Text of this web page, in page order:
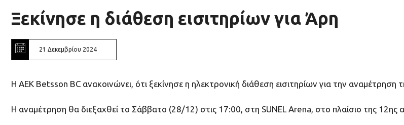
Ξεκίνησε η διάθεση εισιτηρίων για Άρη
21 Δεκεμβρίου 2024
Η ΑΕΚ Βetsson BC ανακοινώνει, ότι ξεκίνησε η ηλεκτρονική διάθεση εισιτηρίων για την αναμέτρηση
Η αναμέτρηση θα διεξαχθεί το Σάββατο (28/12) στις 17:00, στη SUNEL Arena, στο πλαίσιο της 12ης